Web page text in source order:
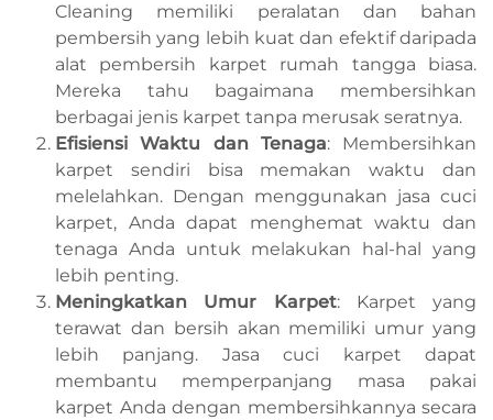
Cleaning memiliki peralatan dan bahan
pembersih yang lebih kuat dan efektif daripada
alat pembersih karpet rumah tangga biasa.
Mereka tahu bagaimana membersihkan
berbagai jenis karpet tanpa merusak seratnya.
Efisiensi Waktu dan Tenaga: Membersihkan
karpet sendiri bisa memakan waktu dan
melelahkan. Dengan menggunakan jasa cuci
karpet, Anda dapat menghemat waktu dan
tenaga Anda untuk melakukan hal-hal yang
lebih penting.
Meningkatkan Umur Karpet: Karpet yang
terawat dan bersih akan memiliki umur yang
lebih panjang. Jasa cuci karpet dapat
membantu memperpanjang masa pakai
karpet Anda dengan membersihkannya secara